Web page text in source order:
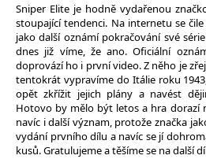
Sniper Elite je hodně vydařenou
stoupající tendenci. Na internetu se
jako další oznámí pokračování své
dnes již víme, že ano. Oficiální
doprovází ho i první video. Z něho je
tentokrát vypravíme do Itálie roku
opět zkřížit jejich plány a navést
Hotovo by mělo být letos a hra dorazí
navíc i další význam, protože značka
vydání prvního dílu a navíc se jí
kusů. Gratulujeme a těšíme se na další